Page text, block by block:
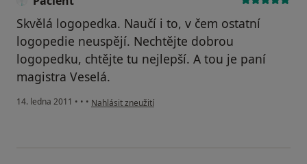
Skvělá logopedka. Naučí i to, v čem ostatní
logopedie neuspějí. Nechtějte dobrou
logopedku, chtějte tu nejlepší. A tou je paní
magistra Veselá.
14. ledna 2011 • • • podle názoru uživatele Pacient
Nahlásit zneužití